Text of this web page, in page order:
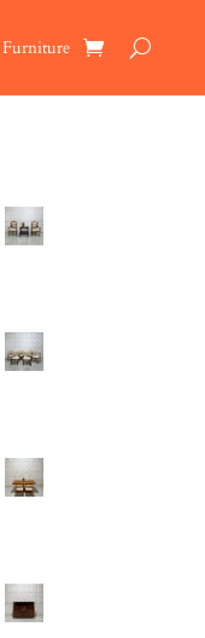
Furniture